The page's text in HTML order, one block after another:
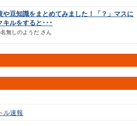
や豆知識をまとめてみました！「？」マスに
キルをすると･･･
無しのようだ さん
ル速報